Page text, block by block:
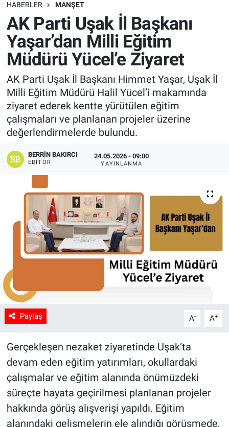
HABERLER MANŞET
AK Parti Uşak İl Başkanı
Yaşar’dan Milli Eğitim
Müdürü Yücel’e Ziyaret
AK Parti Uşak İl Başkanı Himmet Yaşar, Uşak İl
Milli Eğitim Müdürü Halil Yücel’i makamında
ziyaret ederek kentte yürütülen eğitim
çalışmaları ve planlanan projeler üzerine
değerlendirmelerde bulundu.
BERRIN BAKIRCI
EDITÖR
24.05.2026 - 09:00
YAYINLANMA
Paylaş A- A+
Gerçekleşen nezaket ziyaretinde Uşak’ta
devam eden eğitim yatırımları, okullardaki
çalışmalar ve eğitim alanında önümüzdeki
süreçte hayata geçirilmesi planlanan projeler
hakkında görüş alışverişi yapıldı. Eğitim
alanındaki gelişmelerin ele alındığı görüşmede,
Köşe Yazarları
Kültür Sanat
Manşet
Resmi İlanlar
Sağlık
Son Dakika
Spor
Uşak Haberleri